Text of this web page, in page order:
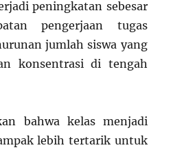
peningkatan sebesar
pengerjaan tugas
jumlah siswa yang
konsentrasi di tengah
bahwa kelas menjadi
lebih tertarik untuk